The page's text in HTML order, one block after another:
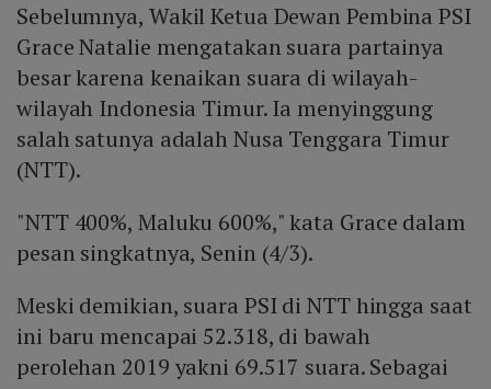
Sebelumnya, Wakil Ketua Dewan Pembina PSI
Grace Natalie mengatakan suara partainya
besar karena kenaikan suara di wilayah-
wilayah Indonesia Timur. Ia menyinggung
salah satunya adalah Nusa Tenggara Timur
(NTT).
"NTT 400%, Maluku 600%," kata Grace dalam
pesan singkatnya, Senin (4/3).
Meski demikian, suara PSI di NTT hingga saat
ini baru mencapai 52.318, di bawah
perolehan 2019 yakni 69.517 suara. Sebagai